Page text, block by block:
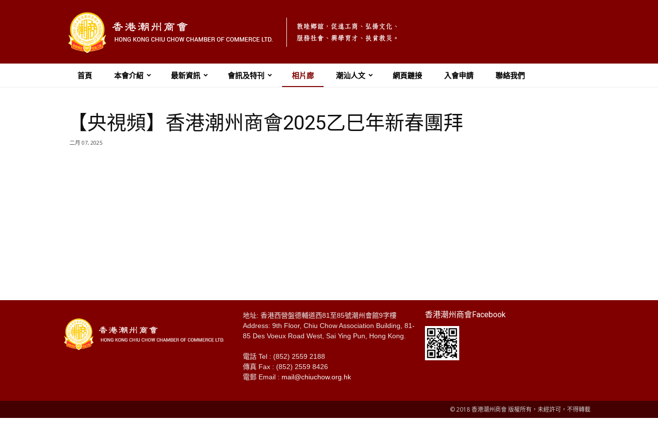
首頁 本會介紹 最新資訊 會訊及特刊 相片廊 潮汕人文 網頁鏈接 入會申請 聯絡我們
【央視頻】香港潮州商會2025乙巳年新春團拜
二月 07, 2025
地址: 香港西營盤德輔道西81至85號潮州會館9字樓
Address: 9th Floor, Chiu Chow Association Building, 81-
85 Des Voeux Road West, Sai Ying Pun, Hong Kong.
電話 Tel : (852) 2559 2188
傳真 Fax : (852) 2559 8426
電郵 Email : mail@chiuchow.org.hk
香港潮州商會Facebook
© 2018 香港潮州商會 版權所有，未經許可，不得轉載